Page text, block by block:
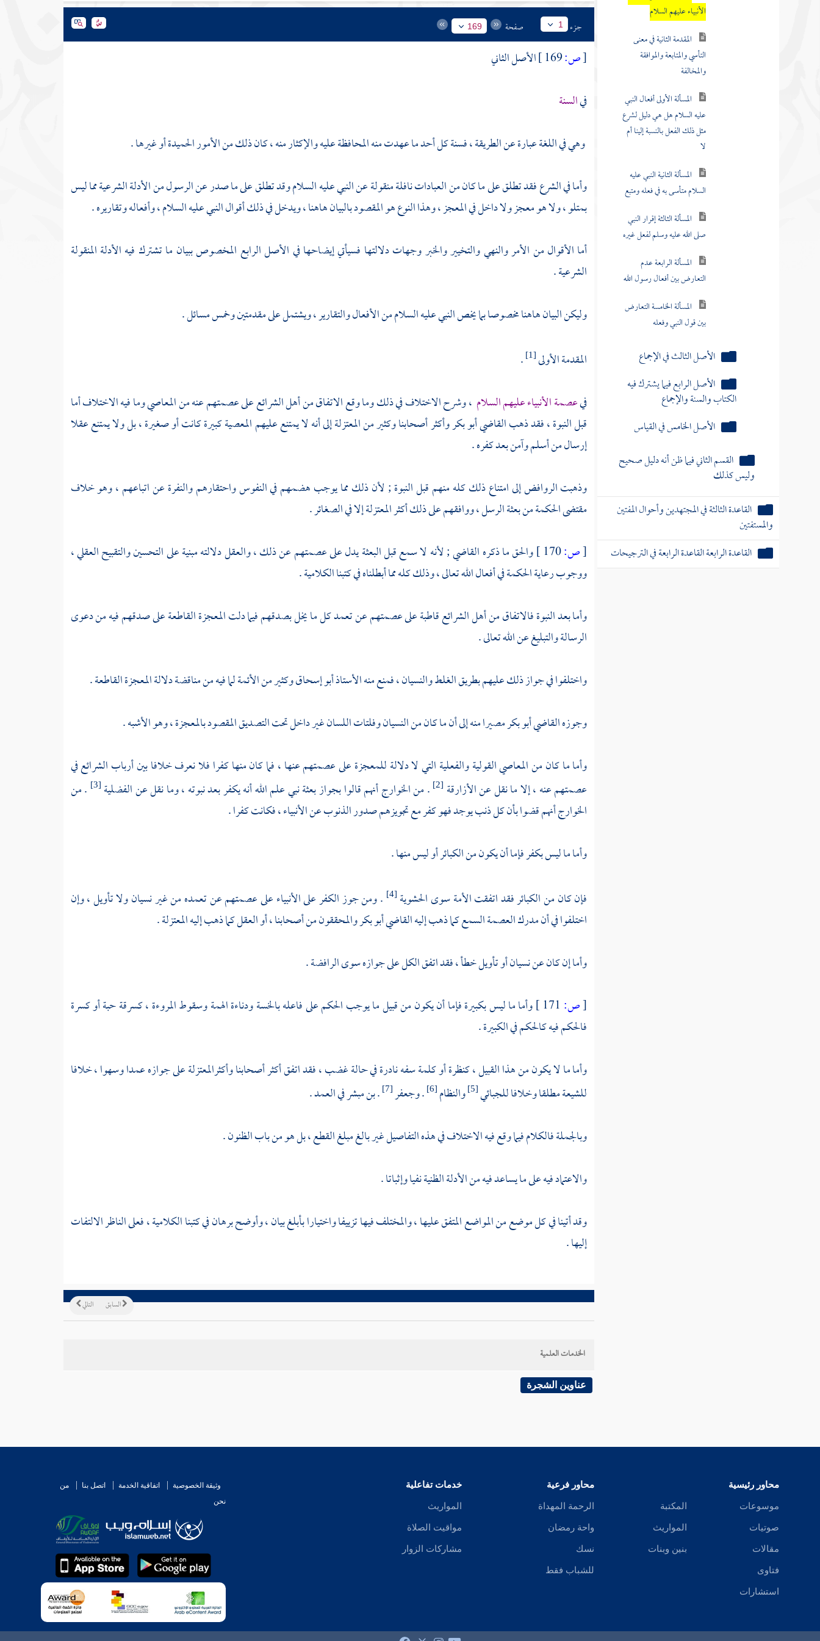
الأنبياء عليهم السلام
المقدمة الثانية في معنى
التأسي والمتابعة والموافقة
والمخالفة
المسألة الأولى أفعال النبي
عليه السلام هل هي دليل لشرع
مثل ذلك الفعل بالنسبة إلينا أم
لا
المسألة الثانية النبي عليه
السلام متأسى به في فعله ومتبع
المسألة الثالثة إقرار النبي
صلى الله عليه وسلم لفعل غيره
المسألة الرابعة عدم
التعارض بين أفعال رسول الله
المسألة الخامسة التعارض
بين قول النبي وفعله
الأصل الثالث في الإجماع
الأصل الرابع فيما يشترك فيه
الكتاب والسنة والإجماع
الأصل الخامس في القياس
القسم الثاني فيما ظن أنه دليل صحيح
وليس كذلك
القاعدة الثالثة في المجتهدين وأحوال المفتين
والمستفتين
القاعدة الرابعة القاعدة الرابعة في الترجيحات
جزء 1 صفحة 169
[ص:
الأصل الثاني
فيالسنة
وهي في اللغة عبارة عن الطريقة ، فسنة كل أحد ما عهدت منه المحافظة عليه والإكثار منه ، كان ذلك من الأمور الحميدة أو غيرها .
وأما في الشرع فقد تطلق على ما كان من العبادات نافلة منقولة عن النبي عليه السلام وقد تطلق على ما صدر عن الرسول من الأدلة الشرعية مما ليس
بمتلو ، ولا هو معجز ولا داخل في المعجز ، وهذا النوع هو المقصود بالبيان هاهنا ، ويدخل في ذلك أقوال النبي عليه السلام ، وأفعاله وتقاريره .
أما الأقوال من الأمر والنهي والتخيير والخبر وجهات دلالتها فسيأتي إيضاحها في الأصل الرابع المخصوص ببيان ما تشترك فيه الأدلة المنقولة
الشرعية .
وليكن البيان هاهنا مخصوصا بما يخص النبي عليه السلام من الأفعال والتقارير ، ويشتمل على مقدمتين وخمس مسائل .
المقدمة الأولى [1]
.
فيعصمة الأنبياء عليهم السلام ، وشرح الاختلاف في ذلك وما وقع الاتفاق من أهل الشرائع على عصمتهم عنه من المعاصي وما فيه الاختلاف أما
قبل النبوة ، فقد ذهبالقاضي أبو بكروأكثر أصحابنا وكثير منالمعتزلةإلى أنه لا يمتنع عليهم المعصية كبيرة كانت أو صغيرة ، بل ولا يمتنع عقلا
إرسال من أسلم وآمن بعد كفره .
وذهبتالروافضإلى امتناع ذلك كله منهم قبل النبوة ; لأن ذلك مما يوجب هضمهم في النفوس واحتقارهم والنفرة عن اتباعهم ، وهو خلاف
مقتضى الحكمة من بعثة الرسل ، ووافقهم على ذلك أكثرالمعتزلةإلا في الصغائر .
[ص:170 ]
والحق ما ذكره القاضي ; لأنه لا سمع قبل البعثة يدل على عصمتهم عن ذلك ، والعقل دلالته مبنية على التحسين والتقبيح العقلي ،
ووجوب رعاية الحكمة في أفعال الله تعالى ، وذلك كله مما أبطلناه في كتبنا الكلامية .
وأما بعد النبوة فالاتفاق من أهل الشرائع قاطبة على عصمتهم عن تعمد كل ما يخل بصدقهم فيما دلت المعجزة القاطعة على صدقهم فيه من دعوى
الرسالة والتبليغ عن الله تعالى .
واختلفوا في جواز ذلك عليهم بطريق الغلط والنسيان ، فمنع منه الأستاذ أبو إسحاق وكثير من الأئمة لما فيه من مناقضة دلالة المعجزة القاطعة .
وجوزهالقاضي أبو بكرمصيرا منه إلى أن ما كان من النسيان وفلتات اللسان غير داخل تحت التصديق المقصود بالمعجزة ، وهو الأشبه .
وأما ما كان من المعاصي القولية والفعلية التي لا دلالة للمعجزة على عصمتهم عنها ، فما كان منها كفرا فلا نعرف خلافا بين أرباب الشرائع في
عصمتهم عنه ، إلا ما نقل عنالأزارقة [2] . منالخوارجأنهم قالوا بجواز بعثة نبي علم الله أنه يكفر بعد نبوته ، وما نقل عن الفضلية [3]
. من
الخوارجأنهم قضوا بأن كل ذنب يوجد فهو كفر مع تجويزهم صدور الذنوب عن الأنبياء ، فكانت كفرا .
وأما ما ليس بكفر فإما أن يكون من الكبائر أو ليس منها .
فإن كان من الكبائر فقد اتفقت الأمة سوى الحشوية [4]
. ومن جوز الكفر على الأنبياء على عصمتهم عن تعمده من غير نسيان ولا تأويل ، وإن
اختلفوا في أن مدرك العصمة السمع كما ذهب إليهالقاضي أبو بكروالمحققون من أصحابنا ، أو العقل كما ذهب إليهالمعتزلة.
وأما إن كان عن نسيان أو تأويل خطأ ، فقد اتفق الكل على جوازه سوىالرافضة.
[ص:
وأما ما ليس بكبيرة فإما أن يكون من قبيل ما يوجب الحكم على فاعله بالخسة ودناءة الهمة وسقوط المروءة ، كسرقة حبة أو كسرة
فالحكم فيه كالحكم في الكبيرة .
وأما ما لا يكون من هذا القبيل ، كنظرة أو كلمة سفه نادرة في حالة غضب ، فقد اتفق أكثر أصحابنا وأكثرالمعتزلةعلى جوازه عمدا وسهوا ، خلافا
للشيعةمطلقا وخلافاللجبائي [5] والنظام [6]
.وجعفر [7] . بن مبشرفي العمد .
وبالجملة فالكلام فيما وقع فيه الاختلاف في هذه التفاصيل غير بالغ مبلغ القطع ، بل هو من باب الظنون .
والاعتماد فيه على ما يساعد فيه من الأدلة الظنية نفيا وإثباتا .
وقد أتينا في كل موضع من المواضع المتفق عليها ، والمختلف فيها تزييفا واختيارا بأبلغ بيان ، وأوضح برهان في كتبنا الكلامية ، فعلى الناظر الالتفات
إليها .
التالي السابق
الخدمات العلمية
عناوين الشجرة
محاور رئيسية
موسوعات
صوتيات
مقالات
فتاوى
استشارات
المكتبة
المواريث
بنين وبنات
محاور فرعية
الرحمة المهداة
واحة رمضان
نسك
للشباب فقط
خدمات تفاعلية
المواريث
مواقيت الصلاة
مشاركات الزوار
وثيقة الخصوصية اتفاقية الخدمة اتصل بنا
من
نحن